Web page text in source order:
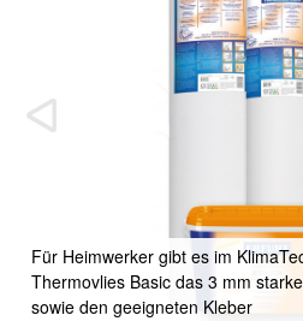
Für Heimwerker gibt es im
Thermovlies Basic das 3 mm
sowie den geeigneten Kleber